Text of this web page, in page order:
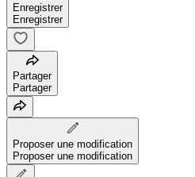
Enregistrer
Enregistrer
Partager
Partager
Proposer une modification
Proposer une modification